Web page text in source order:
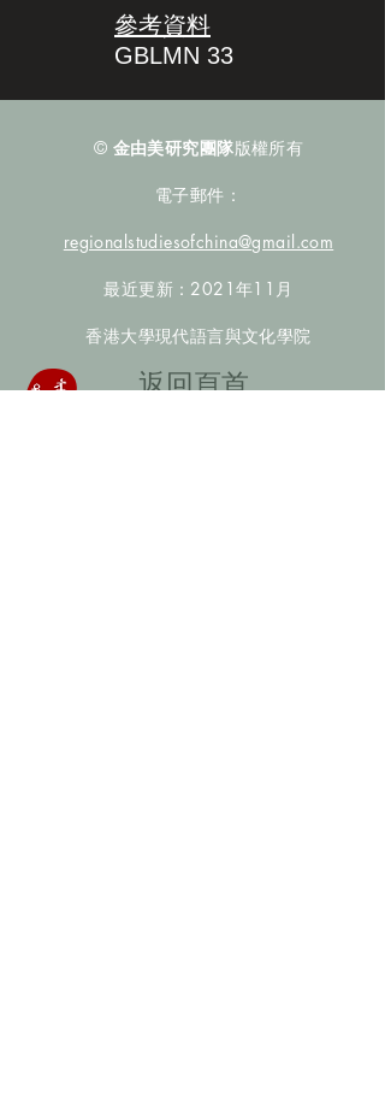
參考資料
GBLMN 33
© 金由美研究團隊版權所有
電子郵件：
regionalstudiesofchina@gmail.com
最近更新：2021年11月
香港大學現代語言與文化學院
​返回頁首